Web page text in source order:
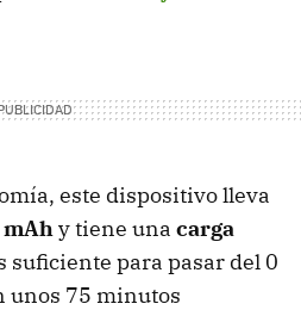
este dispositivo lleva
mAhy tiene una carga
suficiente para pasar del 0
unos 75 minutos